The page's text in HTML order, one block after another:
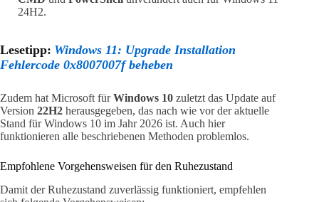
24H2.
Lesetipp: Windows 11: Upgrade Installation
Fehlercode 0x8007007f beheben
Zudem hat Microsoft fürWindows 10 zuletzt das Update auf
Version 22H2 herausgegeben, das nach wie vor der aktuelle
Stand für Windows 10 im Jahr 2026 ist. Auch hier
funktionieren alle beschriebenen Methoden problemlos.
Empfohlene Vorgehensweisen für den Ruhezustand
Damit der Ruhezustand zuverlässig funktioniert, empfehlen